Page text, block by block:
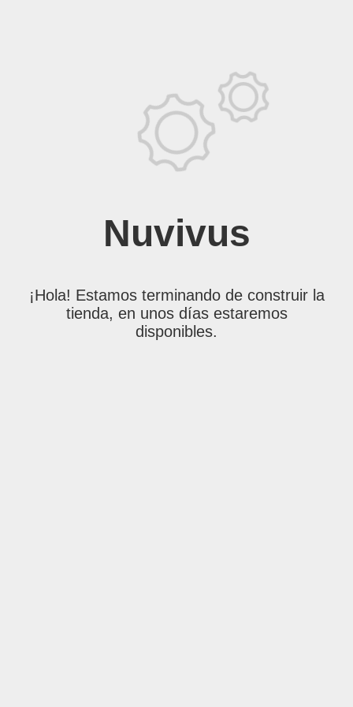
Nuvivus
¡Hola! Estamos terminando de construir la
tienda, en unos días estaremos
disponibles.